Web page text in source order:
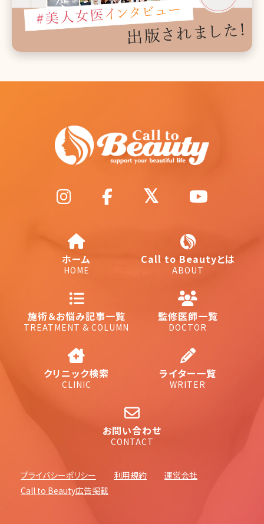
ホーム
HOME
Call to Beautyとは
ABOUT
施術＆お悩み記事一覧
TREATMENT & COLUMN
監修医師一覧
DOCTOR
クリニック検索
CLINIC
ライター一覧
WRITER
お問い合わせ
CONTACT
プライバシーポリシー 利用規約
運営会社
Call to Beauty広告掲載